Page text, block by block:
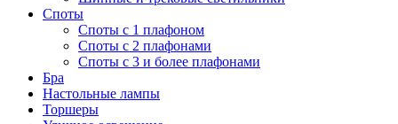
Споты
Споты с 1 плафоном
Споты с 2 плафонами
Споты с 3 и более плафонами
Бра
Настольные лампы
Торшеры